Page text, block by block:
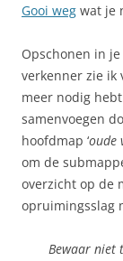
Gooi weg wat je
Opschonen in
verkenner zie ik
meer nodig
samenvoegen
hoofdmap ‘oude
om de
overzicht op de
opruimingsslag
Bewaar niet